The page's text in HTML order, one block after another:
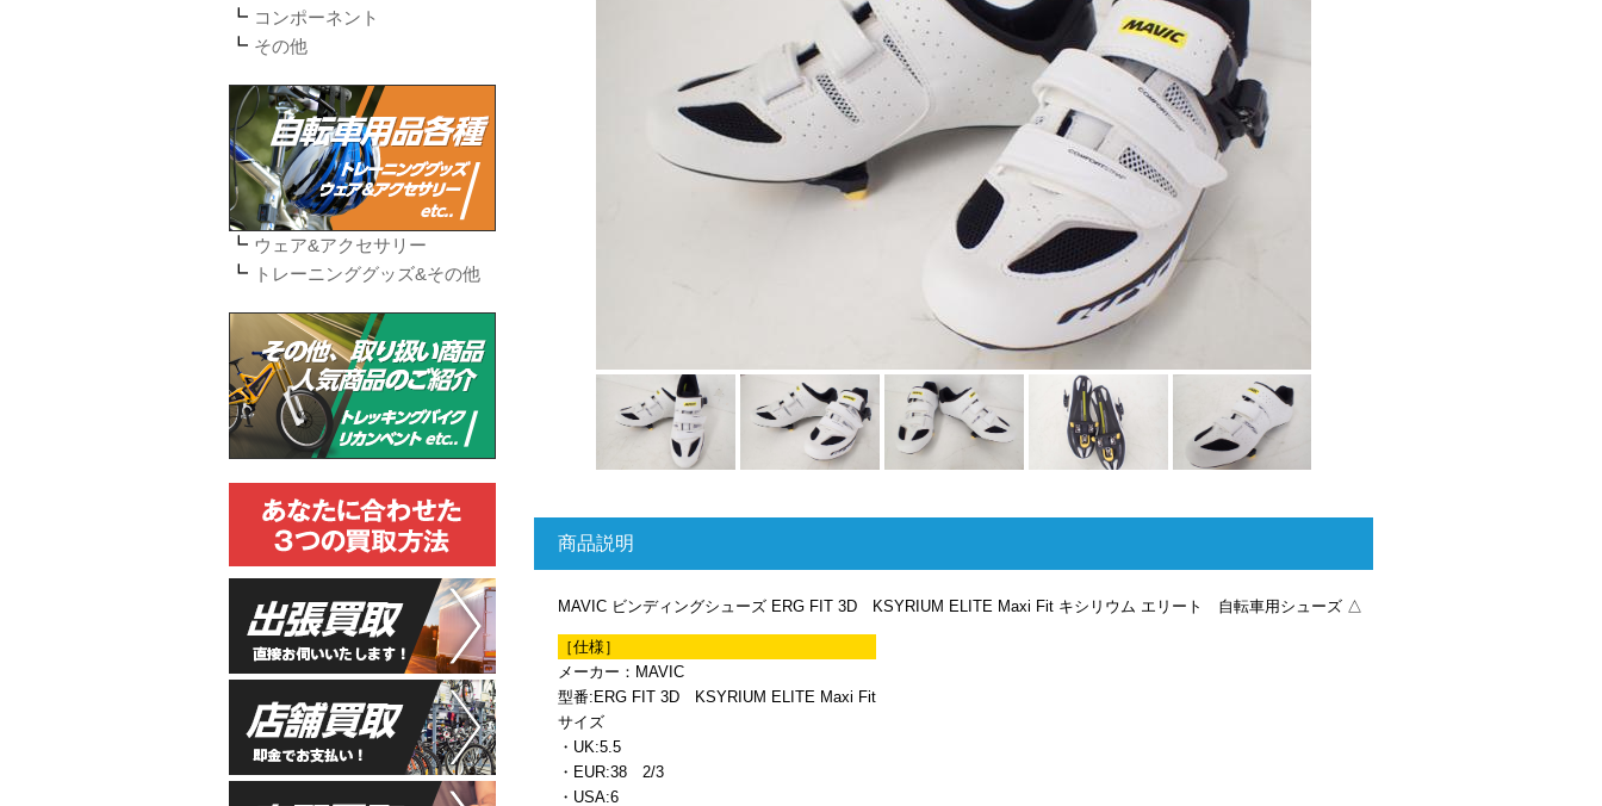
商品説明
MAVIC ビンディングシューズ ERG FIT 3D KSYRIUM ELITE Maxi Fit キシリウム エリート 自転車用シューズ △
［仕様］
メーカー：MAVIC
型番:ERG FIT 3D KSYRIUM ELITE Maxi Fit
サイズ
・UK:5.5
・EUR:38 2/3
・USA:6
コンポーネント
その他
ウェア&アクセサリー
トレーニンググッズ&その他